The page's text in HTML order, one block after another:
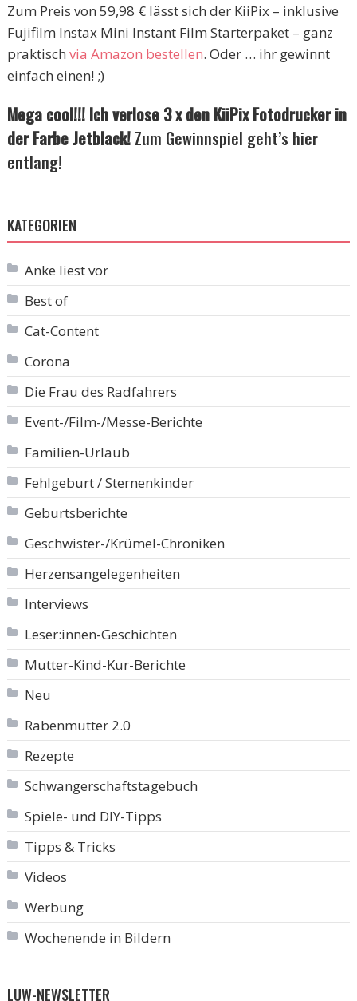
Zum Preis von 59,98 € lässt sich der KiiPix – inklusive
Fujifilm Instax Mini Instant Film Starterpaket – ganz
praktisch via Amazon bestellen. Oder … ihr gewinnt
einfach einen! ;)
Mega cool!!! Ich verlose 3 x den KiiPix Fotodrucker in
der Farbe Jetblack! Zum Gewinnspiel geht’s hier
entlang!
KATEGORIEN
Anke liest vor
Best of
Cat-Content
Corona
Die Frau des Radfahrers
Event-/Film-/Messe-Berichte
Familien-Urlaub
Fehlgeburt / Sternenkinder
Geburtsberichte
Geschwister-/Krümel-Chroniken
Herzensangelegenheiten
Interviews
Leser:innen-Geschichten
Mutter-Kind-Kur-Berichte
Neu
Rabenmutter 2.0
Rezepte
Schwangerschaftstagebuch
Spiele- und DIY-Tipps
Tipps & Tricks
Videos
Werbung
Wochenende in Bildern
LUW-NEWSLETTER